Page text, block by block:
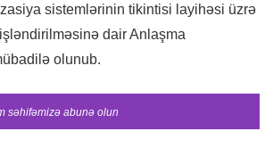
sistemlərinin tikintisi layihəsi üzrə
dair Anlaşma
olunub.
səhifəmizə abunə olun